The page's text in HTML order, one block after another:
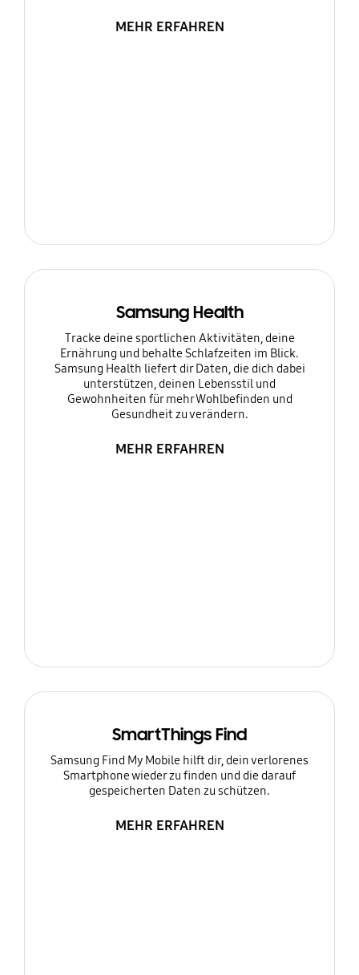
MEHR ERFAHREN
Samsung Health
Tracke deine sportlichen Aktivitäten, deine
Ernährung und behalte Schlafzeiten im Blick.
Samsung Health liefert dir Daten, die dich dabei
unterstützen, deinen Lebensstil und
Gewohnheiten für mehr Wohlbefinden und
Gesundheit zu verändern.
MEHR ERFAHREN
SmartThings Find
Samsung Find My Mobile hilft dir, dein verlorenes
Smartphone wieder zu finden und die darauf
gespeicherten Daten zu schützen.
MEHR ERFAHREN